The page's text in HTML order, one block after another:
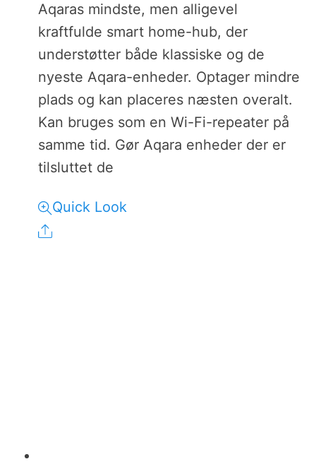
Aqaras mindste, men alligevel
kraftfulde smart home-hub, der
understøtter både klassiske og de
nyeste Aqara-enheder. Optager mindre
plads og kan placeres næsten overalt.
Kan bruges som en Wi-Fi-repeater på
samme tid. Gør Aqara enheder der er
tilsluttet de
Quick Look
Share